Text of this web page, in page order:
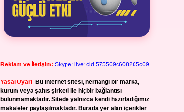
Reklam ve İletişim: Skype: live:.cid.575569c608265c69
Yasal Uyarı: Bu internet sitesi, herhangi bir marka,
kurum veya şahıs şirketi ile hiçbir bağlantısı
bulunmamaktadır. Sitede yalnızca kendi hazırladığımız
makaleler paylaşılmaktadır. Burada yer alan içerikler